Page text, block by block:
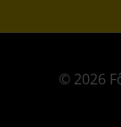
© 2026